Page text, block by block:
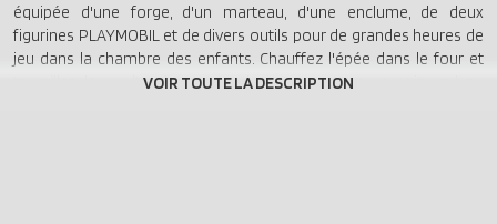
équipée d'une forge, d'un marteau, d'une enclume, de deux
figurines PLAYMOBIL et de divers outils pour de grandes heures de
jeu dans la chambre des enfants. Chauffez l'épée dans le four et
travaillez-la sur l'enclume avec le marteau. Que ce soit seul ou